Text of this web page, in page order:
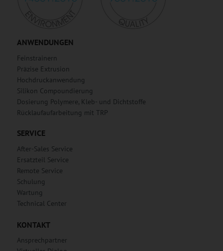
ANWENDUNGEN
Feinstrainern
Präzise Extrusion
Hochdruckanwendung
Silikon Compoundierung
Dosierung Polymere, Kleb- und Dichtstoffe
Rücklaufaufarbeitung mit TRP
SERVICE
After-Sales Service
Ersatzteil Service
Remote Service
Schulung
Wartung
Technical Center
KONTAKT
Ansprechpartner